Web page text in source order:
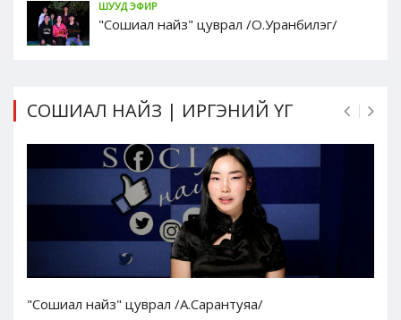
ШУУД ЭФИР
"Сошиал найз" цуврал /О.Уранбилэг/
СОШИАЛ НАЙЗ | ИРГЭНИЙ ҮГ
"Сошиал найз" цуврал /А.Сарантуяа/